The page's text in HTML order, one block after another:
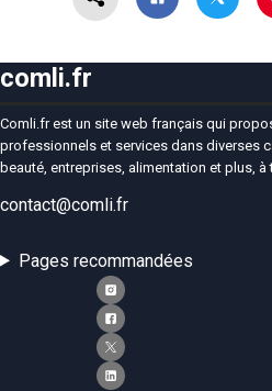
comli.fr
Comli.fr est un site web français qui
professionnels et services dans diverses
beauté, entreprises, alimentation et plus, à
contact@comli.fr
Pages recommandées